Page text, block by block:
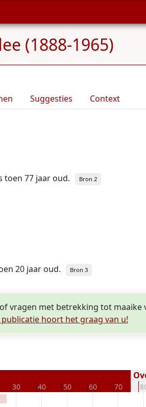
(1888-1965)
Suggesties Context
toen 77 jaar oud. Bron 2
20 jaar oud. Bron 3
vragen met betrekking tot maaike
hoort het graag van u!
30 40 50 60 70